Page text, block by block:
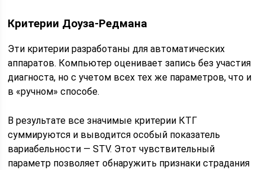
Критерии Доуза-Редмана
Эти критерии разработаны для автоматических
аппаратов. Компьютер оценивает запись без участия
диагноста, но с учетом всех тех же параметров, что и
в «ручном» способе.
В результате все значимые критерии КТГ
суммируются и выводится особый показатель
вариабельности — STV. Этот чувствительный
параметр позволяет обнаружить признаки страдания